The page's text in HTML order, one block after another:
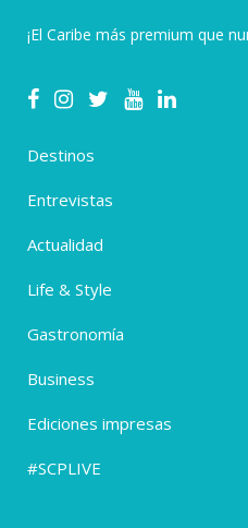
¡El Caribe más premium que
Destinos
Entrevistas
Actualidad
Life & Style
Gastronomía
Business
Ediciones impresas
#SCPLIVE